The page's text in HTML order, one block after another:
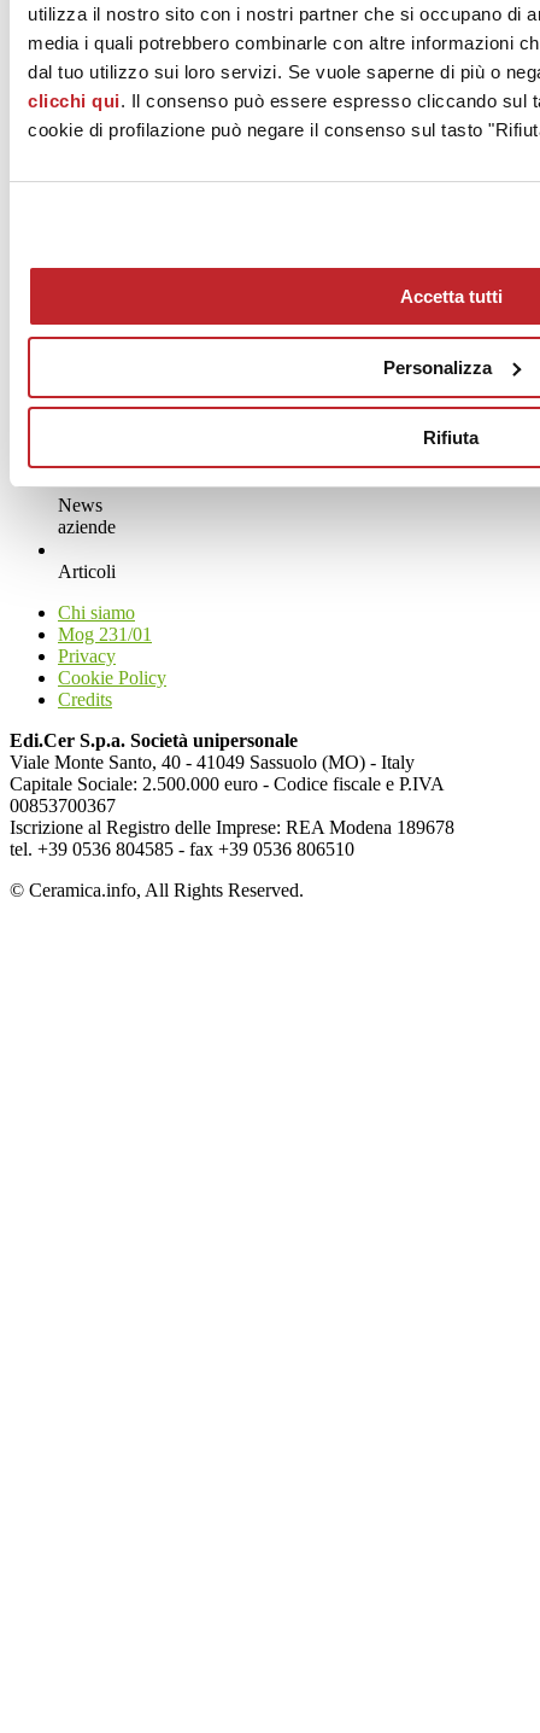
utilizza il nostro sito con i nostri partner che si occupano di
media i quali potrebbero combinarle con altre informazioni
dal tuo utilizzo sui loro servizi. Se vuole saperne di più o
clicchi qui. Il consenso può essere espresso cliccando sul
cookie di profilazione può negare il consenso sul tasto
Accetta tutti
Personalizza
Rifiuta
ERGON - EMILCERAMICA S.r.l. a socio unico
Via Ghiarola Nuova 29
Modena
News
aziende
Articoli
Chi siamo
Mog 231/01
Privacy
Cookie Policy
Credits
Edi.Cer S.p.a. Società unipersonale
Viale Monte Santo, 40 - 41049 Sassuolo (MO) - Italy
Capitale Sociale: 2.500.000 euro - Codice fiscale e P.IVA
00853700367
Iscrizione al Registro delle Imprese: REA Modena 189678
tel. +39 0536 804585 - fax +39 0536 806510
© Ceramica.info, All Rights Reserved.